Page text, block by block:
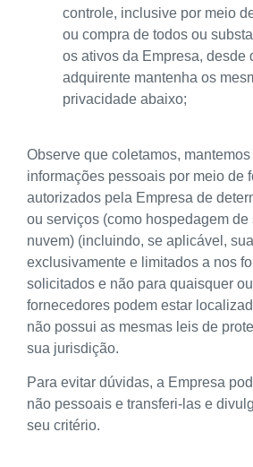
controle, inclusive por meio
ou compra de todos ou
os ativos da Empresa, desde
adquirente mantenha os
privacidade abaixo;
Observe que coletamos,
informações pessoais por meio de
autorizados pela Empresa de
ou serviços (como hospedagem de
nuvem) (incluindo, se aplicável,
exclusivamente e limitados a nos
solicitados e não para quaisquer
fornecedores podem estar
não possui as mesmas leis de
sua jurisdição.
Para evitar dúvidas, a Empresa
não pessoais e transferi-las e
seu critério.